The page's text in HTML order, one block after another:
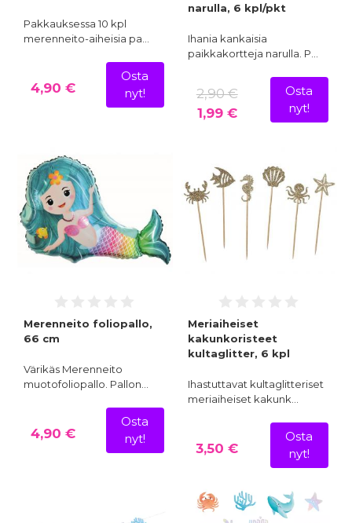
Pakkauksessa 10 kpl
merenneito-aiheisia pa…
4,90 €
Osta
nyt!
narulla, 6 kpl/pkt
Ihania kankaisia
paikkakortteja narulla. P…
2,90 €
1,99 €
Osta
nyt!
Merenneito foliopallo,
66 cm
Värikäs Merenneito
muotofoliopallo. Pallon…
4,90 €
Osta
nyt!
Meriaiheiset
kakunkoristeet
kultaglitter, 6 kpl
Ihastuttavat kultaglitteriset
meriaiheiset kakunk…
3,50 €
Osta
nyt!